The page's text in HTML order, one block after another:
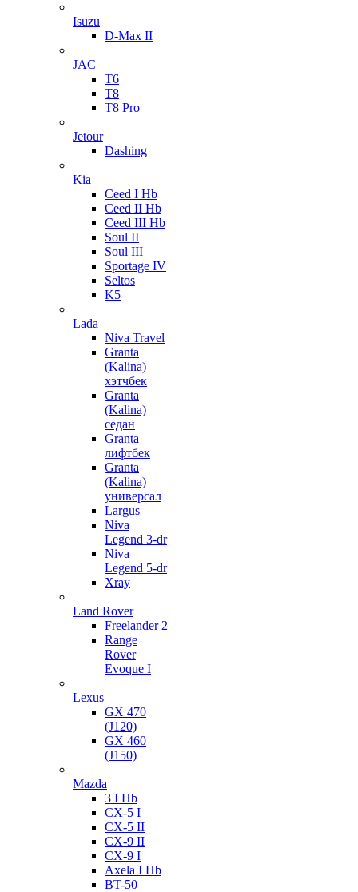
Isuzu
D-Max II
JAC
T6
T8
T8 Pro
Jetour
Dashing
Kia
Ceed I Hb
Ceed II Hb
Ceed III Hb
Soul II
Soul III
Sportage IV
Seltos
K5
Lada
Niva Travel
Granta
(Kalina)
хэтчбек
Granta
(Kalina)
седан
Granta
лифтбек
Granta
(Kalina)
универсал
Largus
Niva
Legend 3-dr
Niva
Legend 5-dr
Xray
Land Rover
Freelander 2
Range
Rover
Evoque I
Lexus
GX 470
(J120)
GX 460
(J150)
Mazda
3 I Hb
CX-5 I
CX-5 II
CX-9 II
CX-9 I
Axela I Hb
BT-50